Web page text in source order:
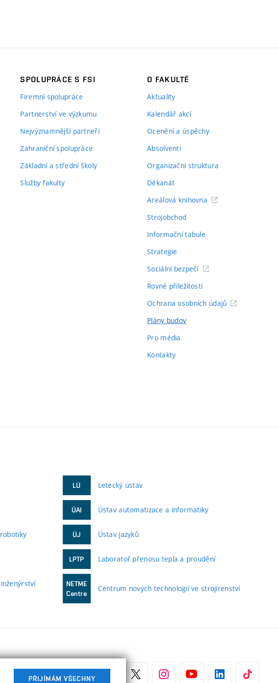
SPOLUPRÁCE S FSI
Firemní spolupráce
Partnerství ve výzkumu
Nejvýznamnější partneři
Zahraniční spolupráce
Základní a střední školy
Služby fakulty
O FAKULTĚ
Aktuality
Kalendář akcí
Ocenění a úspěchy
Absolventi
Organizační struktura
Děkanát
Areálová knihovna
Strojobchod
Informační tabule
Strategie
Sociální bezpečí
Rovné příležitosti
Ochrana osobních údajů
Plány budov
Pro média
Kontakty
LÚ Letecký ústav
ÚAI Ústav automatizace a informatiky
ÚJ Ústav jazyků
LPTP Laboratoř přenosu tepla a proudění
NETME
Centre
Centrum nových technologií ve strojírenství
PŘIJÍMÁM VŠECHNY